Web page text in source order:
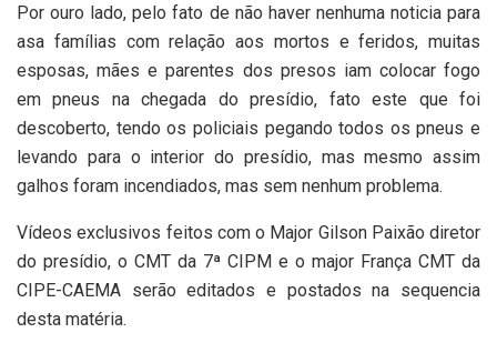
Por ouro lado, pelo fato de não haver nenhuma noticia para
asa famílias com relação aos mortos e feridos, muitas
esposas, mães e parentes dos presos iam colocar fogo
em pneus na chegada do presídio, fato este que foi
descoberto, tendo os policiais pegando todos os pneus e
levando para o interior do presídio, mas mesmo assim
galhos foram incendiados, mas sem nenhum problema.
Vídeos exclusivos feitos com o Major Gilson Paixão diretor
do presídio, o CMT da 7ª CIPM e o major França CMT da
CIPE-CAEMA serão editados e postados na sequencia
desta matéria.